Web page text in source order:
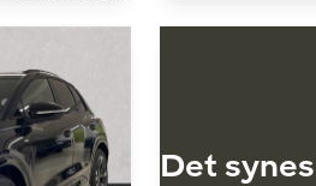
Det